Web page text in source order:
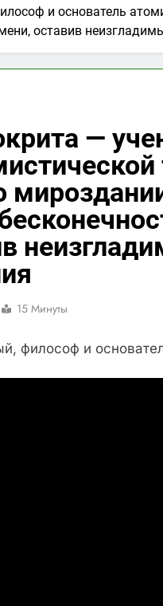
и основатель
оставив
—
15 Минуты